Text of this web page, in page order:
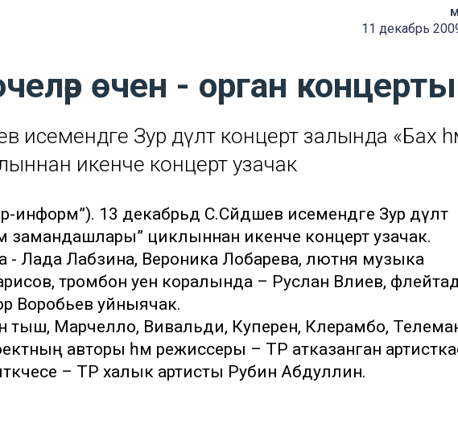
11 декабрь
өчен - орган концерты
исемендәге Зур дәүләт концерт залында «Бах
икенче концерт узачак
13 декабрьдә С.Сәйдәшев исемендәге Зур дәүләт
замандашлары” циклыннан икенче концерт узачак.
- Лада Лабзина, Вероника Лобарева, лютня музыка
тромбон уен коралында – Руслан Вәлиев,
Воробьев уйныячак.
тыш, Марчелло, Вивальди, Куперен, Клерамбо,
авторы һәм режиссеры – ТР атказанган
– ТР халык артисты Рубин Абдуллин.